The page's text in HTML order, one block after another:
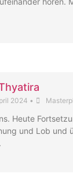
2024 •
Heute
und Lob und